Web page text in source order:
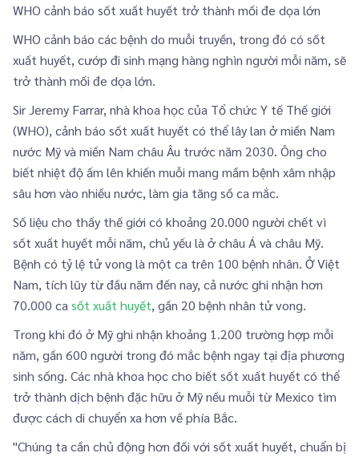
WHO cảnh báo sốt xuất huyết trở thành mối đe dọa lớn
WHO cảnh báo các bệnh do muỗi truyền, trong đó có sốt
xuất huyết, cướp đi sinh mạng hàng nghìn người mỗi năm, sẽ
trở thành mối đe dọa lớn.
Sir Jeremy Farrar, nhà khoa học của Tổ chức Y tế Thế giới
(WHO), cảnh báo sốt xuất huyết có thể lây lan ở miền Nam
nước Mỹ và miền Nam châu Âu trước năm 2030. Ông cho
biết nhiệt độ ấm lên khiến muỗi mang mầm bệnh xâm nhập
sâu hơn vào nhiều nước, làm gia tăng số ca mắc.
Số liệu cho thấy thế giới có khoảng 20.000 người chết vì
sốt xuất huyết mỗi năm, chủ yếu là ở châu Á và châu Mỹ.
Bệnh có tỷ lệ tử vong là một ca trên 100 bệnh nhân. Ở Việt
Nam, tích lũy từ đầu năm đến nay, cả nước ghi nhận hơn
70.000 ca sốt xuất huyết, gần 20 bệnh nhân tử vong.
Trong khi đó ở Mỹ ghi nhận khoảng 1.200 trường hợp mỗi
năm, gần 600 người trong đó mắc bệnh ngay tại địa phương
sinh sống. Các nhà khoa học cho biết sốt xuất huyết có thể
trở thành dịch bệnh đặc hữu ở Mỹ nếu muỗi từ Mexico tìm
được cách di chuyển xa hơn về phía Bắc.
"Chúng ta cần chủ động hơn đối với sốt xuất huyết, chuẩn bị